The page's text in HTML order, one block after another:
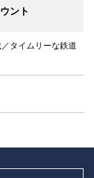
ント
タイムリーな鉄道